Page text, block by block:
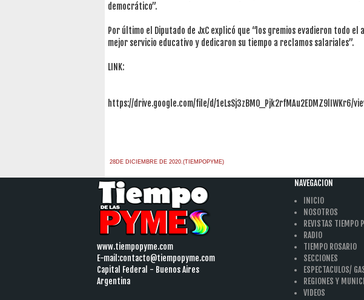
democrático”.
Por último el Diputado de JxC explicó que “los gremios evadieron todo
mejor servicio educativo y dedicaron su tiempo a reclamos salariales”.
LINK:
https://drive.google.com/file/d/1eLsSj3zBMO_Pjk2rfMAu2EDMZ9lIWKr6/
28DE DICIEMBRE DE 2020.(TIEMPOPYME)
www.tiempopyme.com
E-mail:contacto@tiempopyme.com
Capital Federal - Buenos Aires
Argentina
NAVEGACION
INICIO
NOSOTROS
REVISTAS TIEMPO
RADIO
TIEMPO ROSARIO
SECCIONES
ESPECTACULOS/
REGIONES Y
VIDEOS